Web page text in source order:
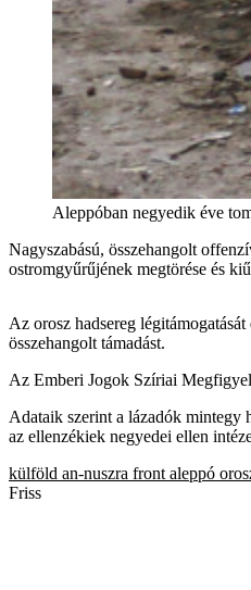
Aleppóban negyedik éve
Nagyszabású, összehangolt
ostromgyűrűjének megtörése és
Az orosz hadsereg
összehangolt támadást.
Az Emberi Jogok Szíriai
Adataik szerint a lázadók mintegy
az ellenzékiek negyedei ellen
külföld an-nuszra front aleppó
Friss